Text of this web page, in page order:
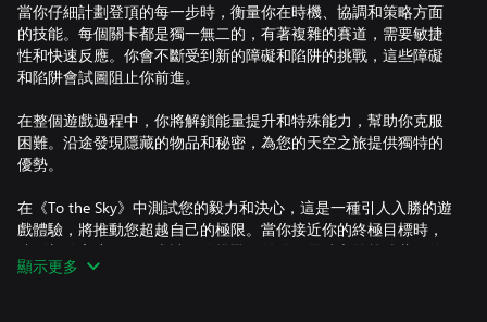
當你仔細計劃登頂的每一步時，衡量你在時機、協調和策略方面
的技能。每個關卡都是獨一無二的，有著複雜的賽道，需要敏捷
性和快速反應。你會不斷受到新的障礙和陷阱的挑戰，這些障礙
和陷阱會試圖阻止你前進。
在整個遊戲過程中，你將解鎖能量提升和特殊能力，幫助你克服
困難。沿途發現隱藏的物品和秘密，為您的天空之旅提供獨特的
優勢。
在《To the Sky》中測試您的毅力和決心，這是一種引人入勝的遊
戲體驗，將推動您超越自己的極限。當你接近你的終極目標時，
達到新的高度，征服史詩般的挑戰，並發現雲端之外等待著你的
是什麼。
顯示更多